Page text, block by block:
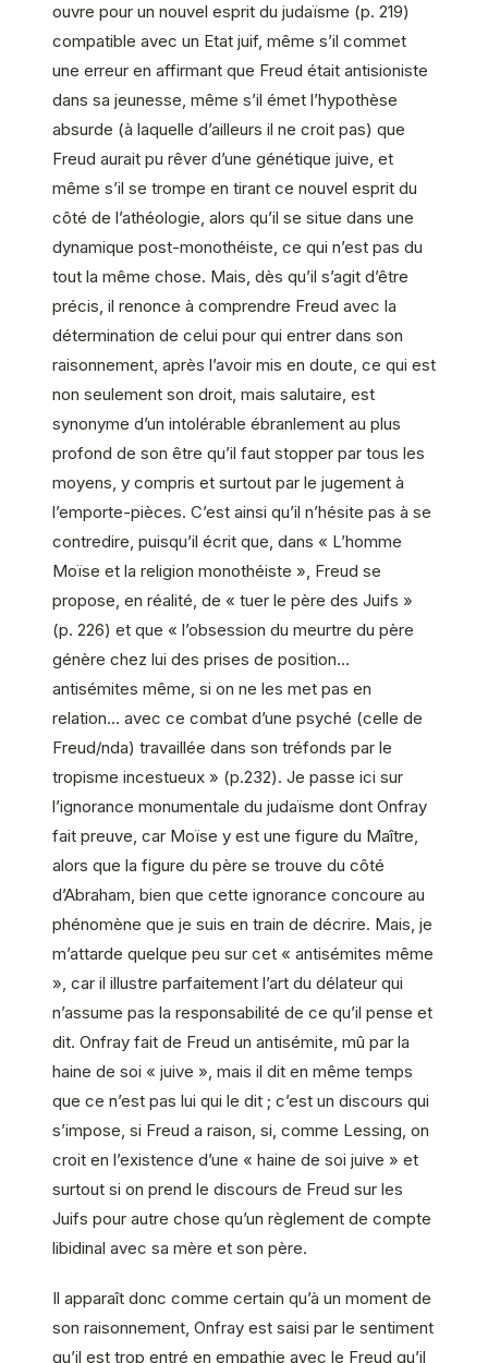
ouvre pour un nouvel esprit du judaïsme (p. 219)
compatible avec un Etat juif, même s’il commet
une erreur en affirmant que Freud était antisioniste
dans sa jeunesse, même s’il émet l’hypothèse
absurde (à laquelle d’ailleurs il ne croit pas) que
Freud aurait pu rêver d’une génétique juive, et
même s’il se trompe en tirant ce nouvel esprit du
côté de l’athéologie, alors qu’il se situe dans une
dynamique post-monothéiste, ce qui n’est pas du
tout la même chose. Mais, dès qu’il s’agit d’être
précis, il renonce à comprendre Freud avec la
détermination de celui pour qui entrer dans son
raisonnement, après l’avoir mis en doute, ce qui est
non seulement son droit, mais salutaire, est
synonyme d’un intolérable ébranlement au plus
profond de son être qu’il faut stopper par tous les
moyens, y compris et surtout par le jugement à
l’emporte-pièces. C’est ainsi qu’il n’hésite pas à se
contredire, puisqu’il écrit que, dans « L’homme
Moïse et la religion monothéiste », Freud se
propose, en réalité, de « tuer le père des Juifs »
(p. 226) et que « l’obsession du meurtre du père
génère chez lui des prises de position…
antisémites même, si on ne les met pas en
relation… avec ce combat d’une psyché (celle de
Freud/nda) travaillée dans son tréfonds par le
tropisme incestueux » (p.232). Je passe ici sur
l’ignorance monumentale du judaïsme dont Onfray
fait preuve, car Moïse y est une figure du Maître,
alors que la figure du père se trouve du côté
d’Abraham, bien que cette ignorance concoure au
phénomène que je suis en train de décrire. Mais, je
m’attarde quelque peu sur cet « antisémites même
», car il illustre parfaitement l’art du délateur qui
n’assume pas la responsabilité de ce qu’il pense et
dit. Onfray fait de Freud un antisémite, mû par la
haine de soi « juive », mais il dit en même temps
que ce n’est pas lui qui le dit ; c’est un discours qui
s’impose, si Freud a raison, si, comme Lessing, on
croit en l’existence d’une « haine de soi juive » et
surtout si on prend le discours de Freud sur les
Juifs pour autre chose qu’un règlement de compte
libidinal avec sa mère et son père.
Il apparaît donc comme certain qu’à un moment de
son raisonnement, Onfray est saisi par le sentiment
qu’il est trop entré en empathie avec le Freud qu’il